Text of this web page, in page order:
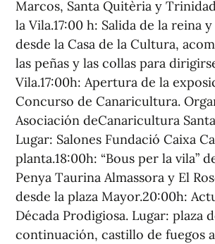
Marcos, Santa Quitèria y
la Vila.17:00 h: Salida de la reina y
desde la Casa de la Cultura,
las peñas y las collas para
Vila.17:00h: Apertura de la
Concurso de Canaricultura.
Asociación deCanaricultura
Lugar: Salones Fundació Caixa
planta.18:00h: “Bous per la vila”
Penya Taurina Almassora y El
desde la plaza Mayor.20:00h:
Década Prodigiosa. Lugar: plaza
continuación, castillo de fuegos